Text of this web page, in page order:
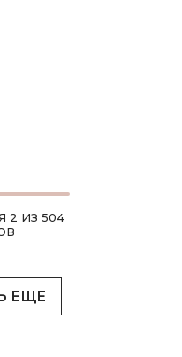
2 ИЗ 504
ЕЩЕ